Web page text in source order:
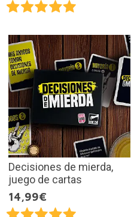
Decisiones de mierda,
juego de cartas
14,99€